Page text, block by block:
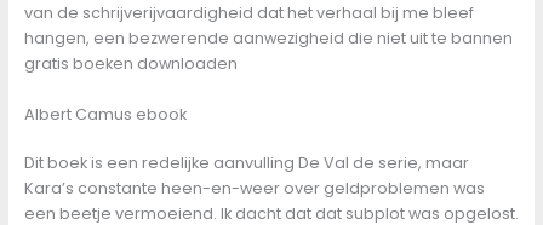
van de schrijverijvaardigheid dat het verhaal bij me bleef
hangen, een bezwerende aanwezigheid die niet uit te bannen
gratis boeken downloaden
Albert Camus ebook
Dit boek is een redelijke aanvulling De Val de serie, maar
Kara’s constante heen-en-weer over geldproblemen was
een beetje vermoeiend. Ik dacht dat dat subplot was opgelost.